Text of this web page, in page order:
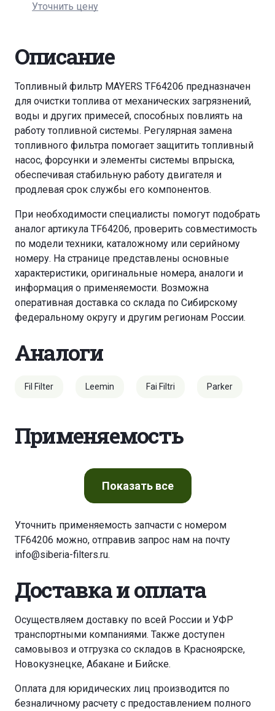
Уточнить цену
Описание
Топливный фильтр MAYERS TF64206 предназначен
для очистки топлива от механических загрязнений,
воды и других примесей, способных повлиять на
работу топливной системы. Регулярная замена
топливного фильтра помогает защитить топливный
насос, форсунки и элементы системы впрыска,
обеспечивая стабильную работу двигателя и
продлевая срок службы его компонентов.
При необходимости специалисты помогут подобрать
аналог артикула TF64206, проверить совместимость
по модели техники, каталожному или серийному
номеру. На странице представлены основные
характеристики, оригинальные номера, аналоги и
информация о применяемости. Возможна
оперативная доставка со склада по Сибирскому
федеральному округу и другим регионам России.
Аналоги
Fil Filter Leemin Fai Filtri Parker
Применяемость
Показатьвсе
Уточнить применяемость запчасти с номером
TF64206 можно, отправив запрос нам на почту
info@siberia-filters.ru.
Доставка и оплата
Осуществляем доставку по всей России и УФР
транспортными компаниями. Также доступен
самовывоз и отгрузка со складов в Красноярске,
Новокузнецке, Абакане и Бийске.
Оплата для юридических лиц производится по
безналичному расчету с предоставлением полного